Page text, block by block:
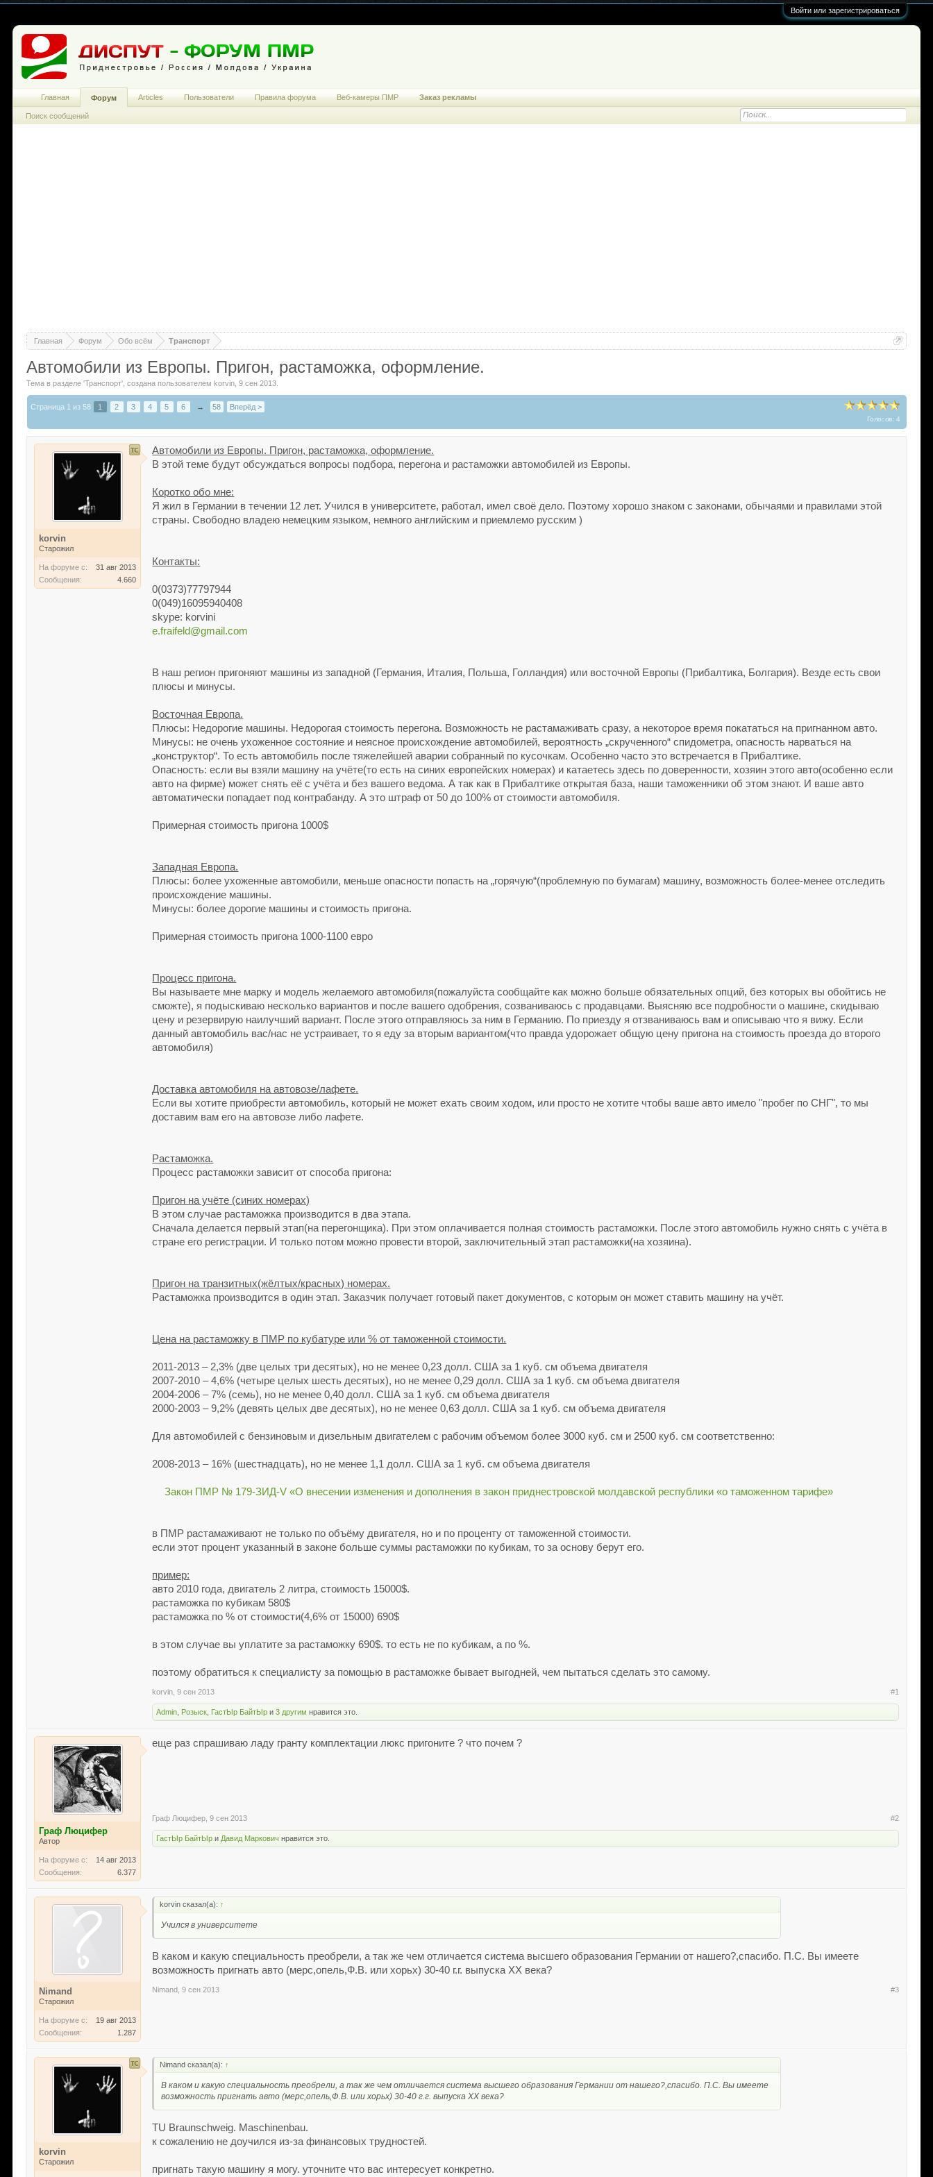
Войти или зарегистрироваться
Главная Форум Обо всём Транспорт
Автомобили из Европы. Пригон, растаможка, оформление.
Тема в разделе 'Транспорт' , создана пользователемkorvin ,9 сен 2013
Голосов: 4
Страница 1 из 58 1 2 3 4 5 6 → 58 Вперёд >
korvin
Старожил
На форуме с:
31 авг 2013
Сообщения:
4.660
Автомобили из Европы. Пригон, растаможка, оформление.
В этой теме будут обсуждаться вопросы подбора, перегона и растаможки автомобилей из Европы.
Коротко обо мне:
Я жил в Германии в течении 12 лет. Учился в университете, работал, имел своё дело. Поэтому хорошо знаком с законами, обычаями и правилами этой
страны. Свободно владею немецким языком, немного английским и приемлемо русским )
Контакты:
0(0373)77797944
0(049)16095940408
skype: korvini
e.fraifeld@gmail.com
В наш регион пригоняют машины из западной (Германия, Италия, Польша, Голландия) или восточной Европы (Прибалтика, Болгария). Везде есть свои
плюсы и минусы.
Восточная Европа.
Плюсы: Недорогие машины. Недорогая стоимость перегона. Возможность не растамаживать сразу, а некоторое время покататься на пригнанном авто.
Минусы: не очень ухоженное состояние и неясное происхождение автомобилей, вероятность „скрученного“ спидометра, опасность нарваться на
„конструктор“. То есть автомобиль после тяжелейшей аварии собранный по кусочкам. Особенно часто это встречается в Прибалтике.
Опасность: если вы взяли машину на учёте(то есть на синих европейских номерах) и катаетесь здесь по доверенности, хозяин этого авто(особенно если
авто на фирме) может снять её с учёта и без вашего ведома. А так как в Прибалтике открытая база, наши таможенники об этом знают. И ваше авто
автоматически попадает под контрабанду. А это штраф от 50 до 100% от стоимости автомобиля.
Примерная стоимость пригона 1000$
Западная Европа.
Плюсы: более ухоженные автомобили, меньше опасности попасть на „горячую“(проблемную по бумагам) машину, возможность более-менее отследить
происхождение машины.
Минусы: более дорогие машины и стоимость пригона.
Примерная стоимость пригона 1000-1100 евро
Процесс пригона.
Вы называете мне марку и модель желаемого автомобиля(пожалуйста сообщайте как можно больше обязательных опций, без которых вы обойтись не
сможте), я подыскиваю несколько вариантов и после вашего одобрения, созваниваюсь с продавцами. Выясняю все подробности о машине, скидываю
цену и резервирую наилучший вариант. После этого отправляюсь за ним в Германию. По приезду я отзваниваюсь вам и описываю что я вижу. Если
данный автомобиль вас/нас не устраивает, то я еду за вторым вариантом(что правда удорожает общую цену пригона на стоимость проезда до второго
автомобиля)
Доставка автомобиля на автовозе/лафете.
Если вы хотите приобрести автомобиль, который не может ехать своим ходом, или просто не хотите чтобы ваше авто имело "пробег по СНГ", то мы
доставим вам его на автовозе либо лафете.
Растаможка.
Процесс растаможки зависит от способа пригона:
Пригон на учёте (синих номерах)
В этом случае растаможка производится в два этапа.
Сначала делается первый этап(на перегонщика). При этом оплачивается полная стоимость растаможки. После этого автомобиль нужно снять с учёта в
стране его регистрации. И только потом можно провести второй, заключительный этап растаможки(на хозяина).
Пригон на транзитных(жёлтых/красных) номерах.
Растаможка производится в один этап. Заказчик получает готовый пакет документов, с которым он может ставить машину на учёт.
Цена на растаможку в ПМР по кубатуре или % от таможенной стоимости.
2011-2013 – 2,3% (две целых три десятых), но не менее 0,23 долл. США за 1 куб. см объема двигателя
2007-2010 – 4,6% (четыре целых шесть десятых), но не менее 0,29 долл. США за 1 куб. см объема двигателя
2004-2006 – 7% (семь), но не менее 0,40 долл. США за 1 куб. см объема двигателя
2000-2003 – 9,2% (девять целых две десятых), но не менее 0,63 долл. США за 1 куб. см объема двигателя
Для автомобилей с бензиновым и дизельным двигателем с рабочим объемом более 3000 куб. см и 2500 куб. см соответственно:
2008-2013 – 16% (шестнадцать), но не менее 1,1 долл. США за 1 куб. см объема двигателя
Закон ПМР № 179-ЗИД-V «О внесении изменения и дополнения в закон приднестровской молдавской республики «о таможенном тарифе»
в ПМР растамаживают не только по объёму двигателя, но и по проценту от таможенной стоимости.
если этот процент указанный в законе больше суммы растаможки по кубикам, то за основу берут его.
пример:
авто 2010 года, двигатель 2 литра, стоимость 15000$.
растаможка по кубикам 580$
растаможка по % от стоимости(4,6% от 15000) 690$
в этом случае вы уплатите за растаможку 690$. то есть не по кубикам, а по %.
поэтому обратиться к специалисту за помощью в растаможке бывает выгодней, чем пытаться сделать это самому.
korvin 9 сен 2013 #1
Admin Розыск ГастЫр БайтЫр и3 другим нравится это.
Граф Люцифер
Автор
На форуме с:
14 авг 2013
Сообщения:
6.377
еще раз спрашиваю ладу гранту комплектации люкс пригоните ? что почем ?
Граф Люцифер 9 сен 2013 #2
ГастЫр БайтЫр и Давид Маркович нравится это.
Nimand
Старожил
На форуме с:
19 авг 2013
Сообщения:
1.287
korvin сказал(а): ↑
Учился в университете
В каком и какую специальность преобрели, а так же чем отличается система высшего образования Германии от нашего?,спасибо. П.С. Вы имеете
возможность пригнать авто (мерс,опель,Ф.В. или хорьх) 30-40 г.г. выпуска ХХ века?
Nimand 9 сен 2013 #3
korvin
Старожил
Nimand сказал(а): ↑
В каком и какую специальность преобрели, а так же чем отличается система высшего образования Германии от нашего?,спасибо. П.С. Вы имеете
возможность пригнать авто (мерс,опель,Ф.В. или хорьх) 30-40 г.г. выпуска ХХ века?
TU Braunschweig. Maschinenbau.
к сожалению не доучился из-за финансовых трудностей.
пригнать такую машину я могу. уточните что вас интересует конкретно.
Главная Форум
Поиск сообщений
Articles Пользователи Правила форума Веб-камеры ПМР Заказ рекламы